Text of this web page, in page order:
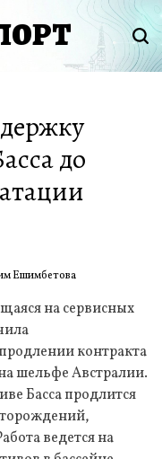
до
Ешимбетова
на сервисных
контракта
шельфе Австралии.
Басса продлится
ведется на